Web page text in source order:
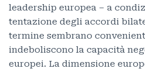
leadership europea – a
tentazione degli accordi
termine sembrano
indeboliscono la capacità
europei. La dimensione